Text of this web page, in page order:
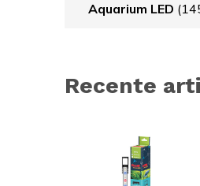
Aquarium LED
Recente